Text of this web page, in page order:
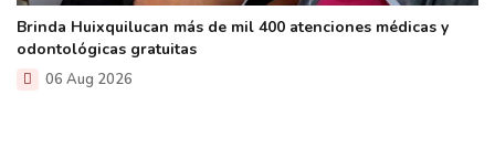
Brinda Huixquilucan más de mil 400 atenciones médicas y
odontológicas gratuitas
06 Aug 2026